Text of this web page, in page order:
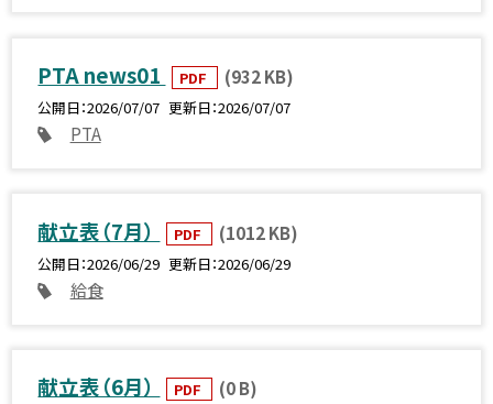
PTA news01 PDF (932 KB)
公開日 2026/07/07 更新日 2026/07/07
PTA
献立表（7月） PDF (1012 KB)
公開日 2026/06/29 更新日 2026/06/29
給食
献立表（6月） PDF (0 B)